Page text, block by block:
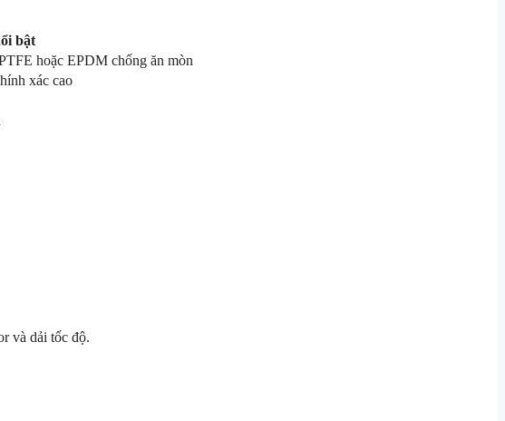
bật
hoặc EPDM chống ăn mòn
xác cao
và dải tốc độ.